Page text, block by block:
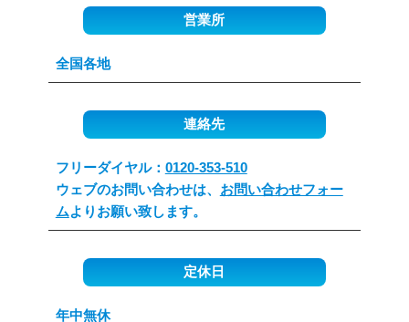
営業所
全国各地
連絡先
フリーダイヤル： 0120-353-510
ウェブのお問い合わせは、 お問い合わせフォー
ムよりお願い致します。
定休日
年中無休